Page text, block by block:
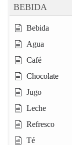
BEBIDA
Bebida
Agua
Café
Chocolate
Jugo
Leche
Refresco
Té